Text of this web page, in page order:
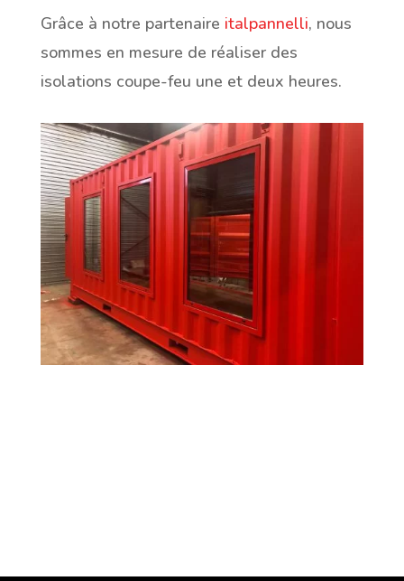
Grâce à notre partenaire italpannelli, nous
sommes en mesure de réaliser des
isolations coupe-feu une et deux heures.